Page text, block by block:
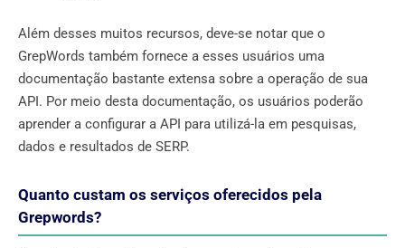
Além desses muitos recursos, deve-se notar que o
GrepWords também fornece a esses usuários uma
documentação bastante extensa sobre a operação de sua
API. Por meio desta documentação, os usuários poderão
aprender a configurar a API para utilizá-la em pesquisas,
dados e resultados de SERP.
Quanto custam os serviços oferecidos pela
Grepwords?